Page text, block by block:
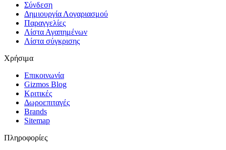
Σύνδεση
Δημιουργία Λογαριασμού
Παραγγελίες
Λίστα Αγαπημένων
Λίστα σύγκρισης
Χρήσιμα
Επικοινωνία
Gizmos Blog
Κριτικές
Δωροεπιταγές
Brands
Sitemap
Πληροφορίες